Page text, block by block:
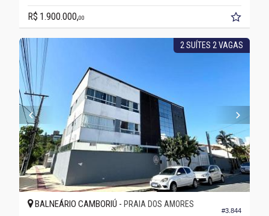
R$ 1.900.000,00
2 SUÍTES 2 VAGAS
#3.844
BALNEÁRIO CAMBORIÚ - PRAIA DOS AMORES